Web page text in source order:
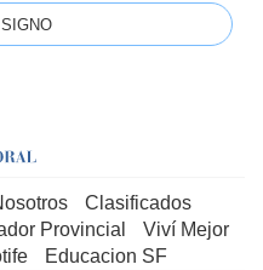
Clasificados
Provincial
Viví Mejor
Educacion SF